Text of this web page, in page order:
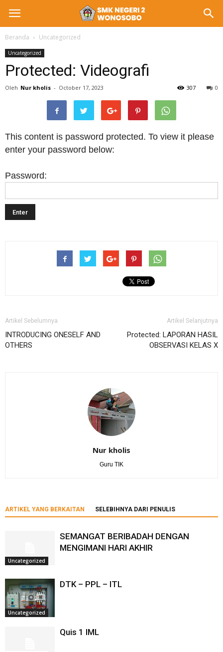
Beranda Uncategorized
Uncategorized
Protected: Videografi
Oleh Nur kholis - October 17, 2023 0
307
This content is password protected. To view it please
enter your password below:
Password:
Artikel Sebelumnya
INTRODUCING ONESELF AND
OTHERS
Artikel Selanjutnya
Protected: LAPORAN HASIL
OBSERVASI KELAS X
Nur kholis
Guru TIK
ARTIKEL YANG BERKAITAN SELEBIHNYA DARI PENULIS
Uncategorized
SEMANGAT BERIBADAH DENGAN
MENGIMANI HARI AKHIR
Uncategorized
DTK – PPL – ITL
Quis 1 IML